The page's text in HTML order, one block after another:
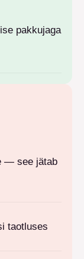
pakkujaga
— see jätab
taotluses